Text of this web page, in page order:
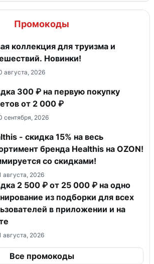
Промокоды
коллекция для труизма и
Новинки!
августа, 2026
300 ₽ на первую покупку
от 2 000 ₽
сентября, 2026
- скидка 15% на весь
бренда Healthis на OZON!
со скидками!
августа, 2026
2 500 ₽ от 25 000 ₽ на одно
из подборки для всех
в приложении и на
августа, 2026
Все промокоды